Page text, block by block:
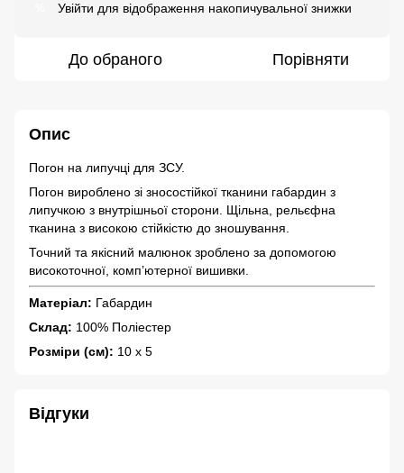
Увійти для відображення накопичувальної знижки
До обраного Порівняти
Опис
Погон на липучці для ЗСУ.
Погон вироблено зі зносостійкої тканини габардин з
липучкою з внутрішньої сторони. Щільна, рельєфна
тканина з високою стійкістю до зношування.
Точний та якісний малюнок зроблено за допомогою
високоточної, комп’ютерної вишивки.
Матеріал: Габардин
Склад: 100% Поліестер
Розміри (см): 10 х 5
Відгуки